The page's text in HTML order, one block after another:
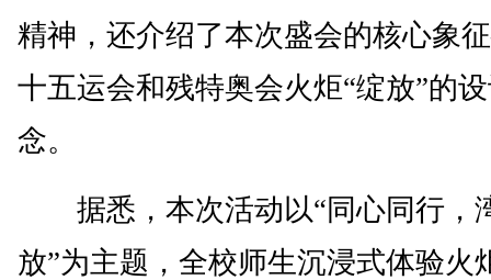
精神，还介绍了本次盛会的核心
十五运会和残特奥会火炬“绽放”的
念。
据悉，本次活动以“同心同行，
放”为主题，全校师生沉浸式体验火